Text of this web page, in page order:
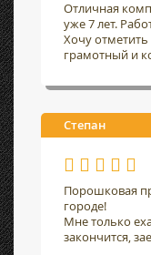
Отличная
уже 7 лет.
Хочу
грамотный и
Степан
Порошковая
городе!
Мне только
закончится,